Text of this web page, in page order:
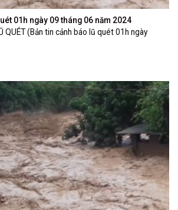
01h ngày 09 tháng 06 năm 2024
QUÉT (Bản tin cảnh báo lũ quét 01h ngày